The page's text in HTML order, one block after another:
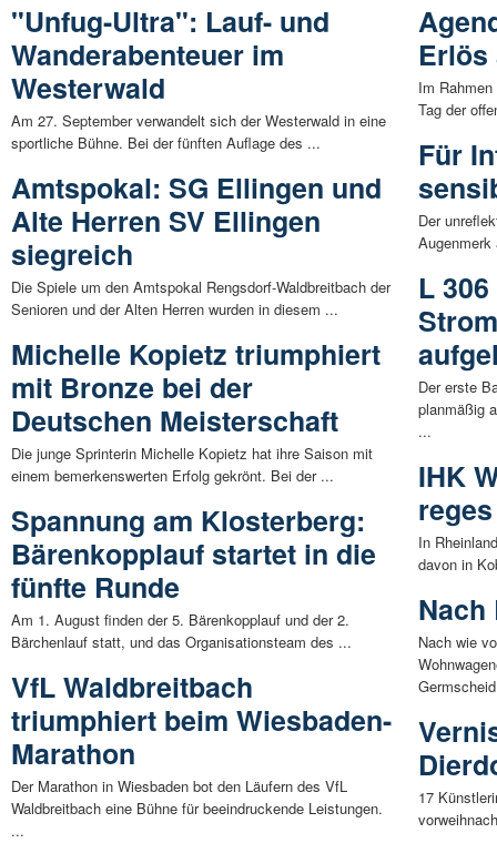
"Unfug-Ultra": Lauf- und
Wanderabenteuer im
Westerwald
Am 27. September verwandelt sich der Westerwald in eine
sportliche Bühne. Bei der fünften Auflage des ...
Amtspokal: SG Ellingen und
Alte Herren SV Ellingen
siegreich
Die Spiele um den Amtspokal Rengsdorf-Waldbreitbach der
Senioren und der Alten Herren wurden in diesem ...
Michelle Kopietz triumphiert
mit Bronze bei der
Deutschen Meisterschaft
Die junge Sprinterin Michelle Kopietz hat ihre Saison mit
einem bemerkenswerten Erfolg gekrönt. Bei der ...
Spannung am Klosterberg:
Bärenkopplauf startet in die
fünfte Runde
Am 1. August finden der 5. Bärenkopplauf und der 2.
Bärchenlauf statt, und das Organisationsteam des ...
VfL Waldbreitbach
triumphiert beim Wiesbaden-
Marathon
Der Marathon in Wiesbaden bot den Läufern des VfL
Waldbreitbach eine Bühne für beeindruckende Leistungen.
...
Erlös
Im
Tag der
Für
Der
L
Der erste
planmäßig
...
IHK
In
davon in
Nach
Nach wie
17